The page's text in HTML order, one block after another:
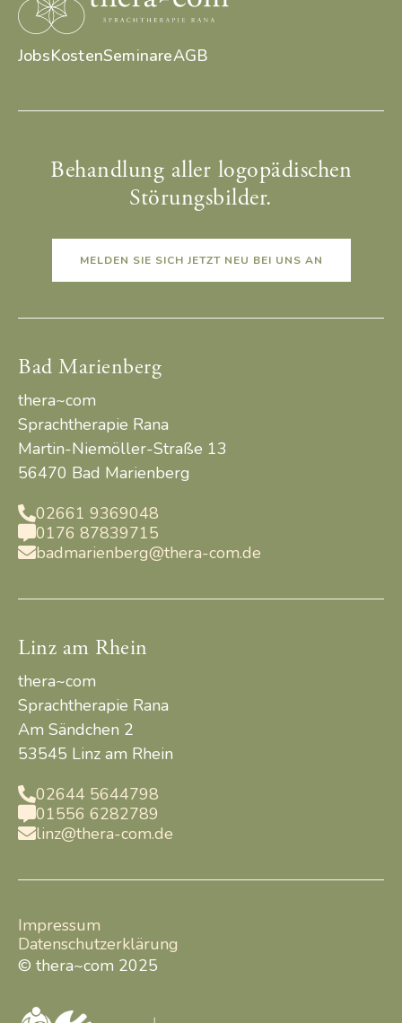
JobsKostenSeminareAGB
Behandlung aller logopädischen
Störungsbilder.
MELDEN SIE SICH JETZT NEU BEI UNS AN
Bad Marienberg
thera~com
Sprachtherapie Rana
Martin-Niemöller-Straße 13
56470 Bad Marienberg
02661 9369048
0176 87839715
badmarienberg@thera-com.de
Linz am Rhein
thera~com
Sprachtherapie Rana
Am Sändchen 2
53545 Linz am Rhein
02644 5644798
01556 6282789
linz@thera-com.de
Impressum
Datenschutzerklärung
© thera~com 2025